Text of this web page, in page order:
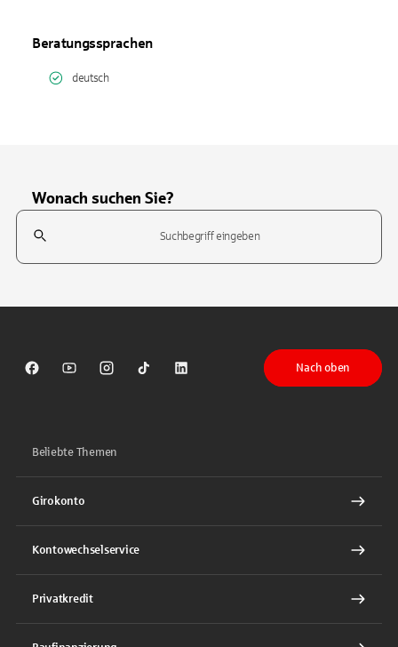
Beratungssprachen
deutsch
Wonach suchen Sie?
Suchfeld
Sparkasse auf Facebook
Sparkasse auf Youtube
Sparkasse auf Instagram
Sparkasse auf TikTok
Sparkasse auf LinkedIn
Nach oben
Beliebte Themen
Girokonto
Kontowechselservice
Privatkredit